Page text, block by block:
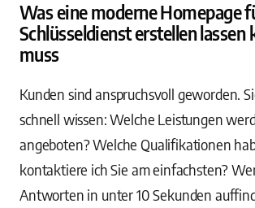
Was eine moderne Homepage
Schlüsseldienst erstellen lassen
muss
Kunden sind anspruchsvoll geworden.
schnell wissen: Welche Leistungen
angeboten? Welche Qualifikationen
kontaktiere ich Sie am einfachsten?
Antworten in unter 10 Sekunden